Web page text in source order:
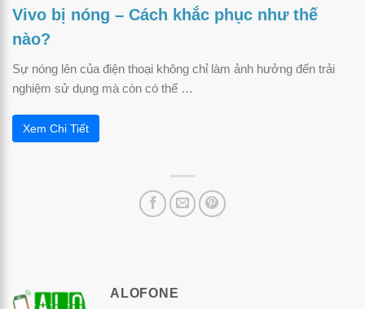
Vivo bị nóng – Cách khắc phục như thế
nào?
Sự nóng lên của điện thoại không chỉ làm ảnh hưởng đến trải
nghiệm sử dụng mà còn có thể …
Xem Chi Tiết
ALOFONE